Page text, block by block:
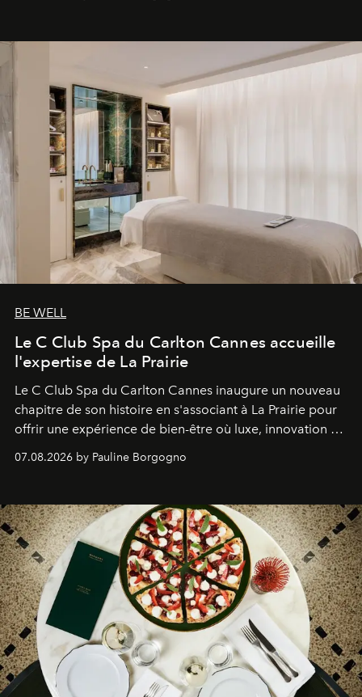
générationnel.
BE WELL
Le C Club Spa du Carlton Cannes accueille
l'expertise de La Prairie
Le C Club Spa du Carlton Cannes inaugure un nouveau
chapitre de son histoire en s'associant à La Prairie pour
offrir une expérience de bien-être où luxe, innovation et
expertise se rencontrent.
07.08.2026 by Pauline Borgogno